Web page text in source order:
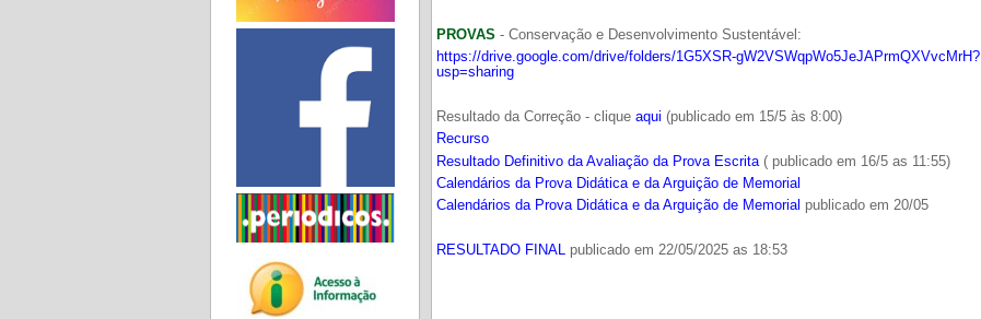
PROVAS - Conservação e Desenvolvimento Sustentável:
https://drive.google.com/drive/folders/1G5XSR-gW2VSWqpWo5JeJAPrmQXVvcMrH?
usp=sharing
Resultado da Correção - clique aqui (publicado em 15/5 às 8:00)
Recurso
Resultado Definitivo da Avaliação da Prova Escrita( publicado em 16/5 as 11:55)
Calendários da Prova Didática e da Arguição de Memorial
Calendários da Prova Didática e da Arguição de Memorial publicado em 20/05
RESULTADO FINAL publicado em 22/05/2025 as 18:53